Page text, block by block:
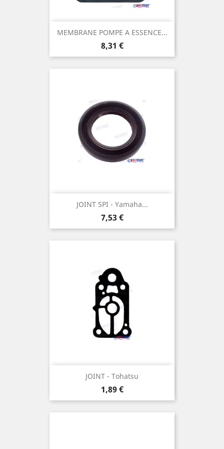
MEMBRANE POMPE A ESSENCE...
Prix
8,31 €
JOINT SPI - Yamaha...
Prix
7,53 €
JOINT - Tohatsu
Prix
1,89 €